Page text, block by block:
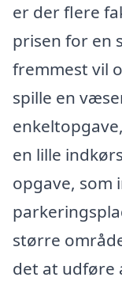
er der flere
prisen for en
fremmest vil
spille en
en lille
opgave, som
større
det at udføre